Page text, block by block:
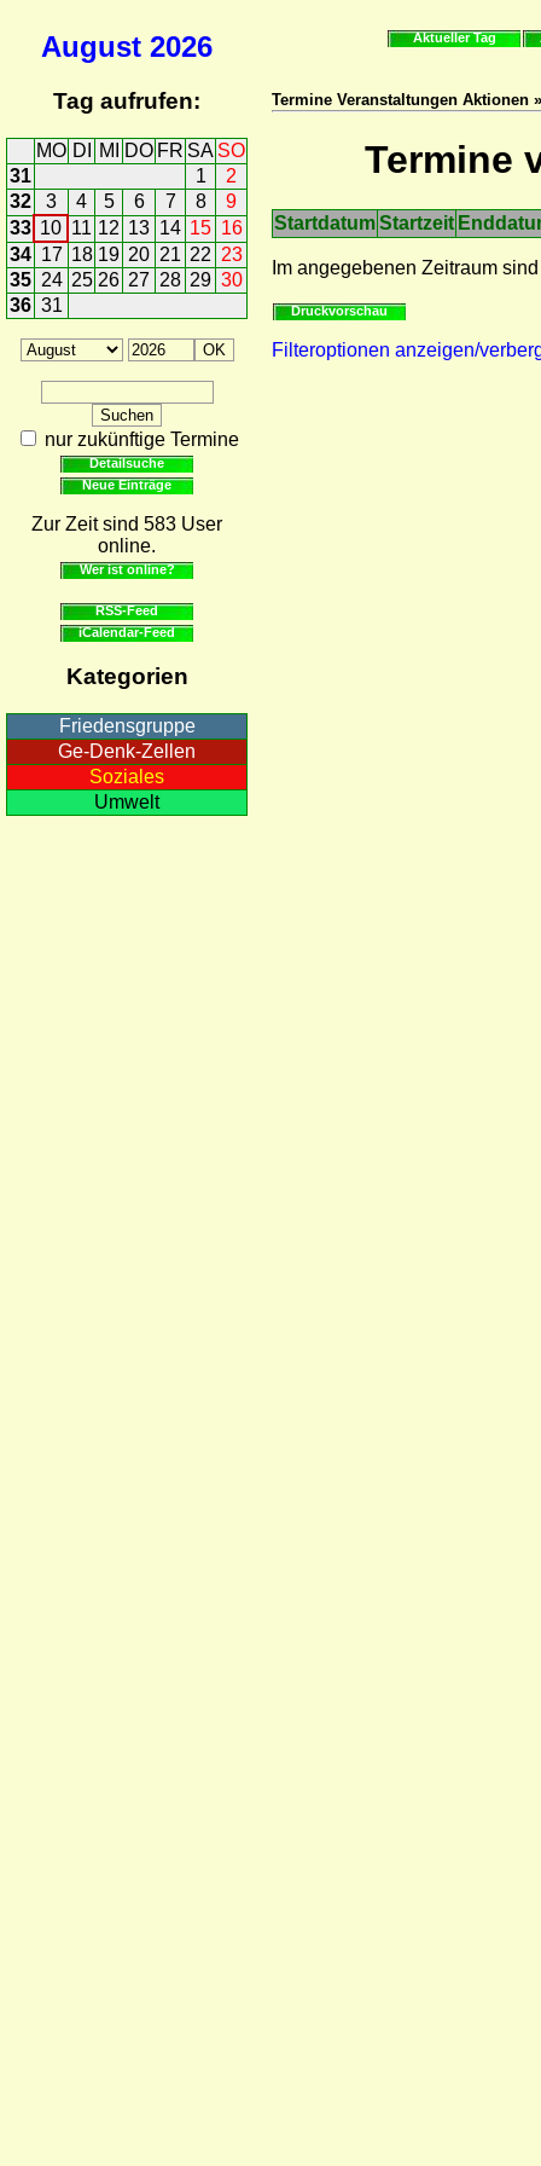
August 2026
Tag aufrufen:
MO DI MI DO FR SA SO
31
1
2
32
3 4 5 6 7 8
9
33 10 11 12 13 14 15 16
34 17 18 19 20 21 22 23
35 24 25 26 27 28 29 30
36 31
nur zukünftige Termine
Detailsuche
Neue Einträge
Zur Zeit sind 583 User
online.
Wer ist online?
RSS-Feed
iCalendar-Feed
Kategorien
Friedensgruppe
Ge-Denk-Zellen
Soziales
Umwelt
Aktueller Tag
Termine Veranstaltungen Aktionen
Termine
StartdatumStartzeit
Im angegebenen Zeitraum
Druckvorschau
Filteroptionen anzeigen/